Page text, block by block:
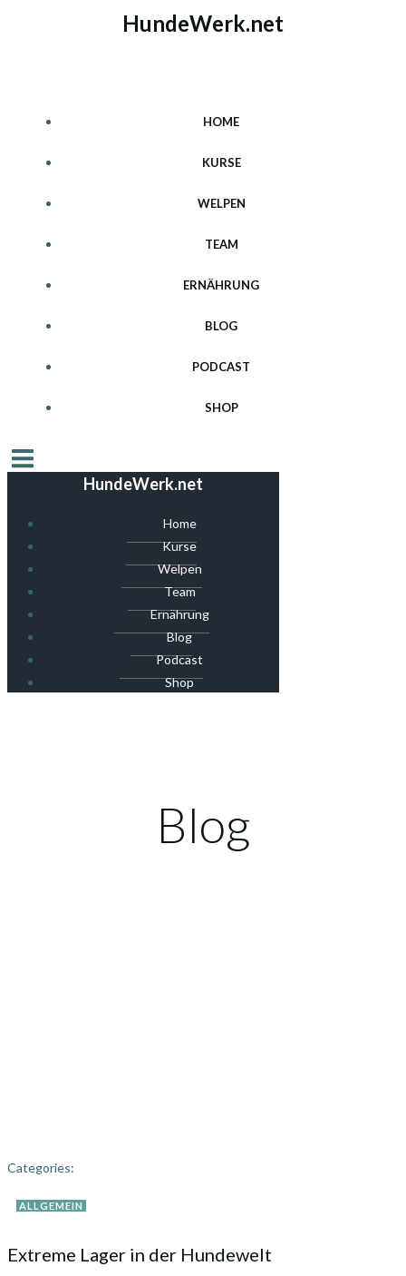
HundeWerk.net
HOME
KURSE
WELPEN
TEAM
ERNÄHRUNG
BLOG
PODCAST
SHOP
HundeWerk.net
Home
Kurse
Welpen
Team
Ernährung
Blog
Podcast
Shop
Blog
Categories:
ALLGEMEIN
Extreme Lager in der Hundewelt